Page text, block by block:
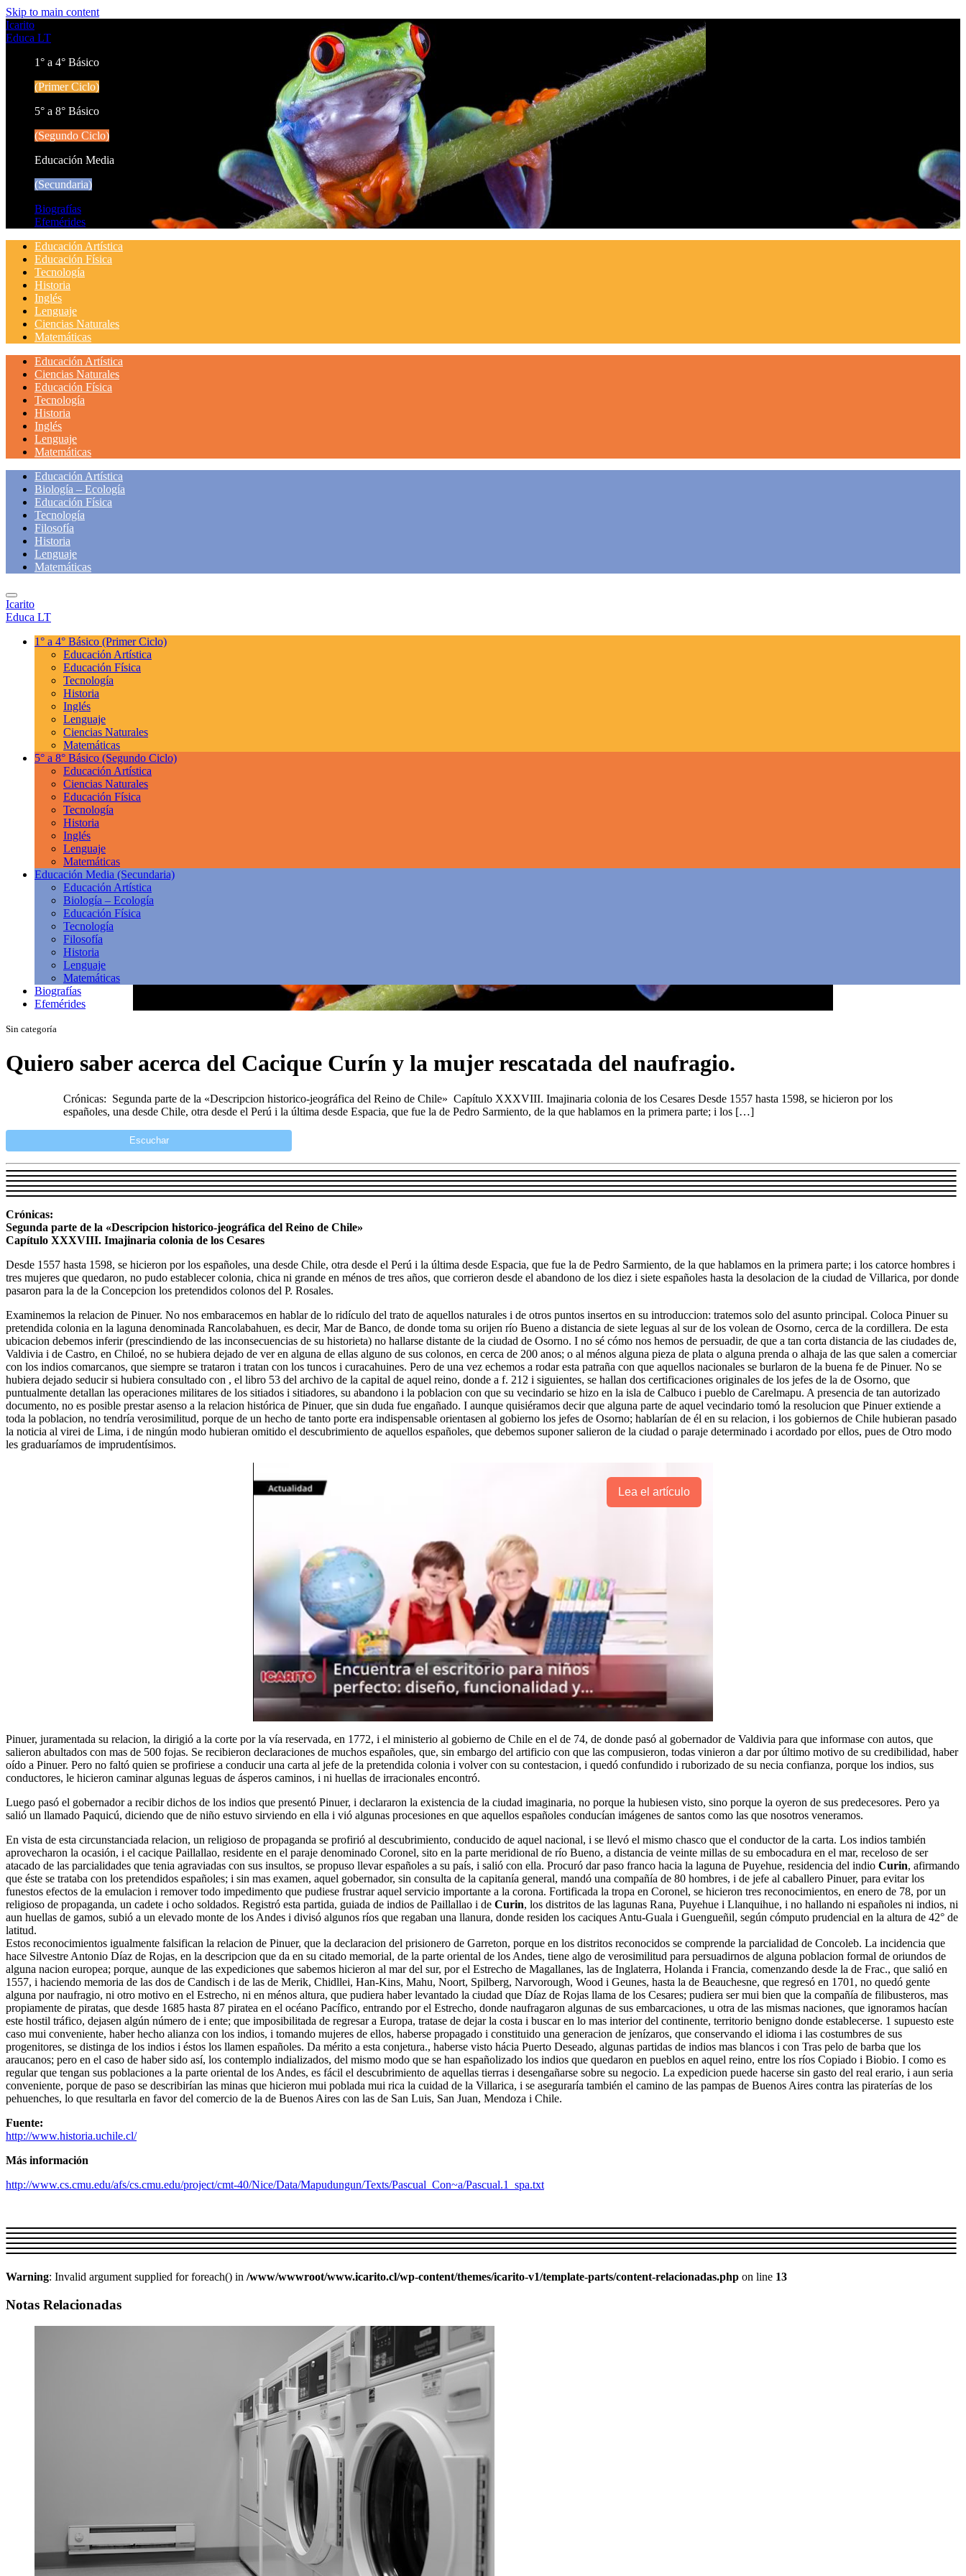
Skip to main content
Icarito
Educa LT
1° a 4° Básico
(Primer Ciclo)
5° a 8° Básico
(Segundo Ciclo)
Educación Media
(Secundaria)
Biografías
Efemérides
Educación Artística
Educación Física
Tecnología
Historia
Inglés
Lenguaje
Ciencias Naturales
Matemáticas
Educación Artística
Ciencias Naturales
Educación Física
Tecnología
Historia
Inglés
Lenguaje
Matemáticas
Educación Artística
Biología – Ecología
Educación Física
Tecnología
Filosofía
Historia
Lenguaje
Matemáticas
Icarito
Educa LT
1° a 4° Básico (Primer Ciclo)
Educación Artística
Educación Física
Tecnología
Historia
Inglés
Lenguaje
Ciencias Naturales
Matemáticas
5° a 8° Básico (Segundo Ciclo)
Educación Artística
Ciencias Naturales
Educación Física
Tecnología
Historia
Inglés
Lenguaje
Matemáticas
Educación Media (Secundaria)
Educación Artística
Biología – Ecología
Educación Física
Tecnología
Filosofía
Historia
Lenguaje
Matemáticas
Biografías
Efemérides
Sin categoría
Quiero saber acerca del Cacique Curín y la mujer rescatada del naufragio.
Crónicas: Segunda parte de la «Descripcion historico-jeográfica del Reino de Chile» Capítulo XXXVIII. Imajinaria colonia de los Cesares Desde 1557 hasta 1598, se hicieron por los
españoles, una desde Chile, otra desde el Perú i la última desde Espacia, que fue la de Pedro Sarmiento, de la que hablamos en la primera parte; i los […]
Escuchar
Crónicas:
Segunda parte de la «Descripcion historico-jeográfica del Reino de Chile»
Capítulo XXXVIII. Imajinaria colonia de los Cesares
Desde 1557 hasta 1598, se hicieron por los españoles, una desde Chile, otra desde el Perú i la última desde Espacia, que fue la de Pedro Sarmiento, de la que hablamos en la primera parte; i los catorce hombres i
tres mujeres que quedaron, no pudo establecer colonia, chica ni grande en ménos de tres años, que corrieron desde el abandono de los diez i siete españoles hasta la desolacion de la ciudad de Villarica, por donde
pasaron para la de la Concepcion los pretendidos colonos del P. Rosales.
Examinemos la relacion de Pinuer. No nos embaracemos en hablar de lo ridículo del trato de aquellos naturales i de otros puntos insertos en su introduccion: tratemos solo del asunto principal. Coloca Pinuer su
pretendida colonia en la laguna denominada Rancolabahuen, es decir, Mar de Banco, de donde toma su orijen río Bueno a distancia de siete leguas al sur de los volean de Osorno, cerca de la cordillera. De esta
ubicacion debemos inferir (prescindiendo de las inconsecuencias de su historieta) no hallarse distante de la ciudad de Osorno. I no sé cómo nos hemos de persuadir, de que a tan corta distancia de las ciudades de,
Valdivia i de Castro, en Chiloé, no se hubiera dejado de ver en alguna de ellas alguno de sus colonos, en cerca de 200 anos; o al ménos alguna pieza de plata o alguna prenda o alhaja de las que salen a comerciar
con los indios comarcanos, que siempre se trataron i tratan con los tuncos i curacahuines. Pero de una vez echemos a rodar esta patraña con que aquellos nacionales se burlaron de la buena fe de Pinuer. No se
hubiera dejado seducir si hubiera consultado con , el libro 53 del archivo de la capital de aquel reino, donde a f. 212 i siguientes, se hallan dos certificaciones originales de los jefes de la de Osorno, que
puntualmente detallan las operaciones militares de los sitiados i sitiadores, su abandono i la poblacion con que su vecindario se hizo en la isla de Calbuco i pueblo de Carelmapu. A presencia de tan autorizado
documento, no es posible prestar asenso a la relacion histórica de Pinuer, que sin duda fue engañado. I aunque quisiéramos decir que alguna parte de aquel vecindario tomó la resolucion que Pinuer extiende a
toda la poblacion, no tendría verosimilitud, porque de un hecho de tanto porte era indispensable orientasen al gobierno los jefes de Osorno; hablarían de él en su relacion, i los gobiernos de Chile hubieran pasado
la noticia al virei de Lima, i de ningún modo hubieran omitido el descubrimiento de aquellos españoles, que debemos suponer salieron de la ciudad o paraje determinado i acordado por ellos, pues de Otro modo
les graduaríamos de imprudentísimos.
Lea el artículo
Pinuer, juramentada su relacion, la dirigió a la corte por la vía reservada, en 1772, i el ministerio al gobierno de Chile en el de 74, de donde pasó al gobernador de Valdivia para que informase con autos, que
salieron abultados con mas de 500 fojas. Se recibieron declaraciones de muchos españoles, que, sin embargo del artificio con que las compusieron, todas vinieron a dar por último motivo de su credibilidad, haber
oído a Pinuer. Pero no faltó quien se profiriese a conducir una carta al jefe de la pretendida colonia i volver con su contestacion, i quedó confundido i ruborizado de su necia confianza, porque los indios, sus
conductores, le hicieron caminar algunas leguas de ásperos caminos, i ni huellas de irracionales encontró.
Luego pasó el gobernador a recibir dichos de los indios que presentó Pinuer, i declararon la existencia de la ciudad imaginaria, no porque la hubiesen visto, sino porque la oyeron de sus predecesores. Pero ya
salió un llamado Paquicú, diciendo que de niño estuvo sirviendo en ella i vió algunas procesiones en que aquellos españoles conducían imágenes de santos como las que nosotros veneramos.
En vista de esta circunstanciada relacion, un religioso de propaganda se profirió al descubrimiento, conducido de aquel nacional, i se llevó el mismo chasco que el conductor de la carta. Los indios también
aprovecharon la ocasión, i el cacique Paillallao, residente en el paraje denominado Coronel, sito en la parte meridional de río Bueno, a distancia de veinte millas de su embocadura en el mar, receloso de ser
atacado de las parcialidades que tenia agraviadas con sus insultos, se propuso llevar españoles a su país, i salió con ella. Procuró dar paso franco hacia la laguna de Puyehue, residencia del indio Curin, afirmando
que éste se trataba con los pretendidos españoles; i sin mas examen, aquel gobernador, sin consulta de la capitanía general, mandó una compañía de 80 hombres, i de jefe al caballero Pinuer, para evitar los
funestos efectos de la emulacion i remover todo impedimento que pudiese frustrar aquel servicio importante a la corona. Fortificada la tropa en Coronel, se hicieron tres reconocimientos, en enero de 78, por un
religioso de propaganda, un cadete i ocho soldados. Registró esta partida, guiada de indios de Paillallao i de Curin, los distritos de las lagunas Rana, Puyehue i Llanquihue, i no hallando ni españoles ni indios, ni
aun huellas de gamos, subió a un elevado monte de los Andes i divisó algunos ríos que regaban una llanura, donde residen los caciques Antu-Guala i Guengueñil, según cómputo prudencial en la altura de 42° de
latitud.
Estos reconocimientos igualmente falsifican la relacion de Pinuer, que la declaracion del prisionero de Garreton, porque en los distritos reconocidos se comprende la parcialidad de Concoleb. La incidencia que
hace Silvestre Antonio Díaz de Rojas, en la descripcion que da en su citado memorial, de la parte oriental de los Andes, tiene algo de verosimilitud para persuadirnos de alguna poblacion formal de oriundos de
alguna nacion europea; porque, aunque de las expediciones que sabemos hicieron al mar del sur, por el Estrecho de Magallanes, las de Inglaterra, Holanda i Francia, comenzando desde la de Frac., que salió en
1557, i haciendo memoria de las dos de Candisch i de las de Merik, Chidllei, Han-Kins, Mahu, Noort, Spilberg, Narvorough, Wood i Geunes, hasta la de Beauchesne, que regresó en 1701, no quedó gente
alguna por naufragio, ni otro motivo en el Estrecho, ni en ménos altura, que pudiera haber levantado la ciudad que Díaz de Rojas llama de los Cesares; pudiera ser mui bien que la compañía de filibusteros, mas
propiamente de piratas, que desde 1685 hasta 87 piratea en el océano Pacífico, entrando por el Estrecho, donde naufragaron algunas de sus embarcaciones, u otra de las mismas naciones, que ignoramos hacían
este hostil tráfico, dejasen algún número de i ente; que imposibilitada de regresar a Europa, tratase de dejar la costa i buscar en lo mas interior del continente, territorio benigno donde establecerse. 1 supuesto este
caso mui conveniente, haber hecho alianza con los indios, i tomando mujeres de ellos, haberse propagado i constituido una generacion de jenízaros, que conservando el idioma i las costumbres de sus
progenitores, se distinga de los indios i éstos los llamen españoles. Da mérito a esta conjetura., haberse visto hácia Puerto Deseado, algunas partidas de indios mas blancos i con Tras pelo de barba que los
araucanos; pero en el caso de haber sido así, los contemplo indializados, del mismo modo que se han españolizado los indios que quedaron en pueblos en aquel reino, entre los ríos Copiado i Biobio. I como es
regular que tengan sus poblaciones a la parte oriental de los Andes, es fácil el descubrimiento de aquellas tierras i desengañarse sobre su negocio. La expedicion puede hacerse sin gasto del real erario, i aun seria
conveniente, porque de paso se describirían las minas que hicieron mui poblada mui rica la cuidad de la Villarica, i se aseguraría también el camino de las pampas de Buenos Aires contra las piraterías de los
pehuenches, lo que resultarla en favor del comercio de la de Buenos Aires con las de San Luis, San Juan, Mendoza i Chile.
Fuente:
http://www.historia.uchile.cl/
Más información
http://www.cs.cmu.edu/afs/cs.cmu.edu/project/cmt-40/Nice/Data/Mapudungun/Texts/Pascual_Con~a/Pascual.1_spa.txt
Warning: Invalid argument supplied for foreach() in /www/wwwroot/www.icarito.cl/wp-content/themes/icarito-v1/template-parts/content-relacionadas.php on line 13
Notas Relacionadas